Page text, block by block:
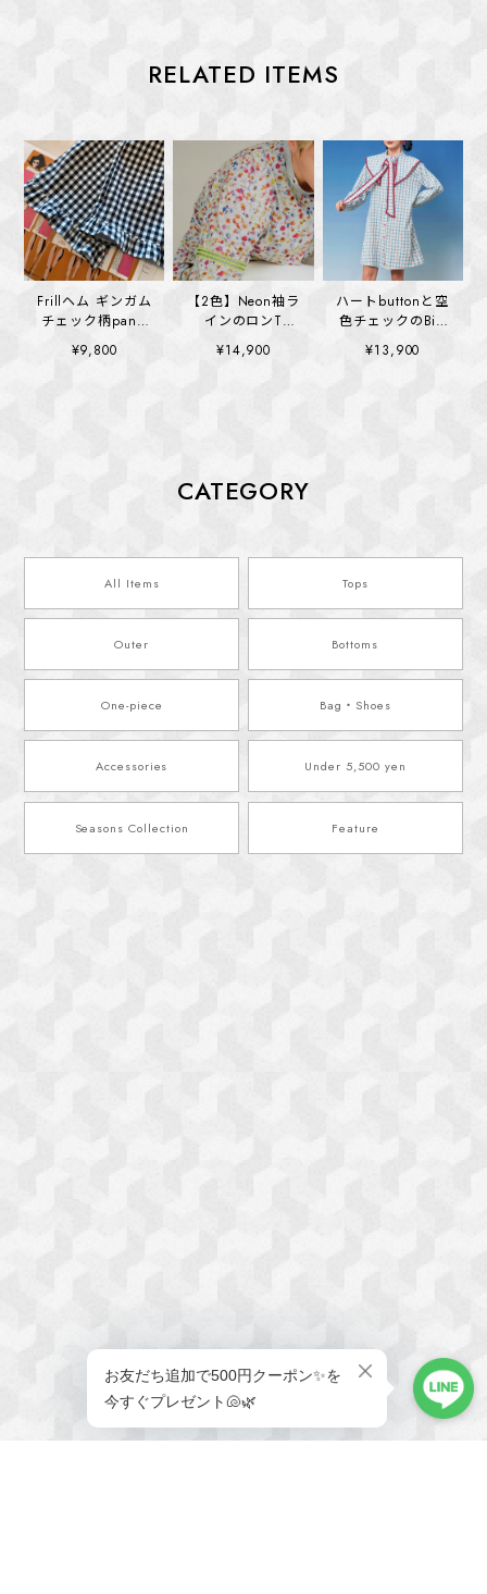
RELATED ITEMS
Frillヘム ギンガム
チェック柄pants
(kai1352)
¥9,800
【2色】Neon袖ラ
インのロンT
(kai1355)
¥14,900
ハートbuttonと空
色チェックのBig
collar ワンピース
(kai1328)
¥13,900
CATEGORY
All Items Tops
Outer Bottoms
One-piece Bag・Shoes
Accessories Under 5,500 yen
Seasons Collection Feature